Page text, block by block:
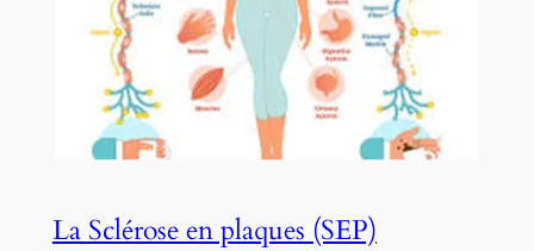
La Sclérose en plaques (SEP)